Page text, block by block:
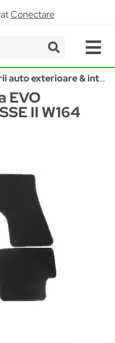
Conectare
exterioare & interioare
EVO
II W164